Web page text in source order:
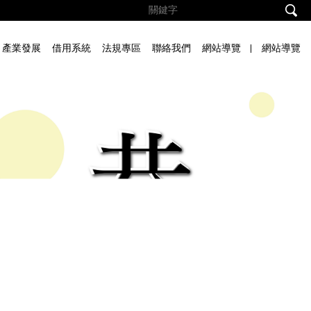
產業發展 借用系統 法規專區 聯絡我們 網站導覽 網站導覽